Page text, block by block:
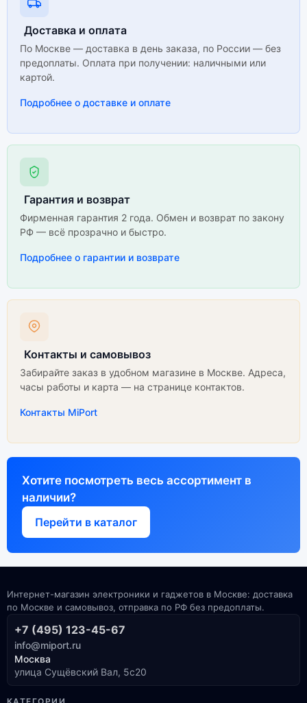
Доставка и оплата
По Москве — доставка в день заказа, по России — без
предоплаты. Оплата при получении: наличными или
картой.
Подробнее о доставке и оплате
Гарантия и возврат
Фирменная гарантия 2 года. Обмен и возврат по закону
РФ — всё прозрачно и быстро.
Подробнее о гарантии и возврате
Контакты и самовывоз
Забирайте заказ в удобном магазине в Москве. Адреса,
часы работы и карта — на странице контактов.
Контакты MiPort
Хотите посмотреть весь ассортимент в
наличии?
Перейти в каталог
Интернет-магазин электроники и гаджетов в Москве: доставка
по Москве и самовывоз, отправка по РФ без предоплаты.
+7 (495) 123-45-67
info@miport.ru
Москва
улица Сущёвский Вал, 5с20
КАТЕГОРИИ